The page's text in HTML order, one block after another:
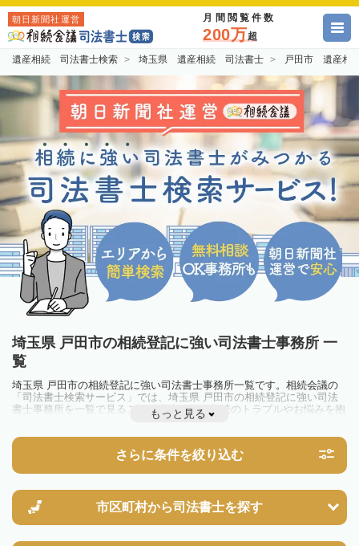
朝日新聞社運営 月間閲覧件数
200万超
遺産相続 司法書士検索 埼玉県 遺産相続 司法書士 戸田市 遺産相
埼玉県 戸田市の相続登記に強い司法書士事務所 一
覧
埼玉県 戸田市の相続登記に強い司法書士事務所一覧です。相続会議の
「司法書士検索サービス」では、埼玉県 戸田市の相続登記に強い司法
書士事務所を一覧で見ることが出来ます。相続のトラブルやお悩みを抱
えている方は一度近隣の司法書士に相談してみましょう。
不動産を相続した場合、相続を知った日から3年以内に登記しないと、
10万円以下の過料が科せられるため、速やかな手続きが必要です。義務
化前の相続も対象となるため注意しましょう。
す。その他の相続手続きも任せることが可能です。
また、義務化に伴い、相続人申告登記制度が創設されました。遺産分割
の話し合いがまとまらず登記できない場合は、この制度の活用を検討し
もっと見る
さらに条件を絞り込む
市区町村から司法書士を探す